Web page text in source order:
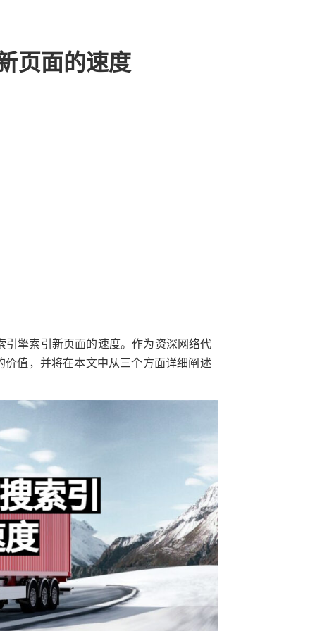
页面的速度
擎索引新页面的速度。作为资深网络代
值，并将在本文中从三个方面详细阐述